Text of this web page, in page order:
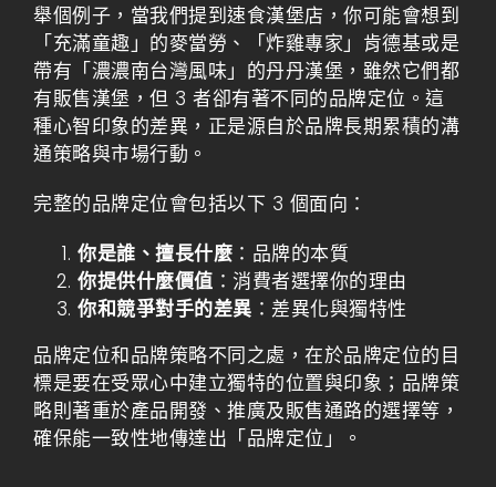
舉個例子，當我們提到速食漢堡店，你可能會想到
「充滿童趣」的麥當勞、「炸雞專家」肯德基或是
帶有「濃濃南台灣風味」的丹丹漢堡，雖然它們都
有販售漢堡，但 3 者卻有著不同的品牌定位。這
種心智印象的差異，正是源自於品牌長期累積的溝
通策略與市場行動。
完整的品牌定位會包括以下 3 個面向：
你是誰、擅長什麼 ：品牌的本質
你提供什麼價值 ：消費者選擇你的理由
你和競爭對手的差異 ：差異化與獨特性
品牌定位和品牌策略不同之處，在於品牌定位的目
標是要在受眾心中建立獨特的位置與印象；品牌策
略則著重於產品開發、推廣及販售通路的選擇等，
確保能一致性地傳達出「品牌定位」。